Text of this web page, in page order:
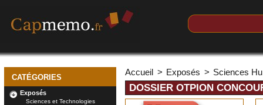
CATÉGORIES
Exposés
Sciences et Technologies
Accueil > Exposés > Sciences
DOSSIER OTPION